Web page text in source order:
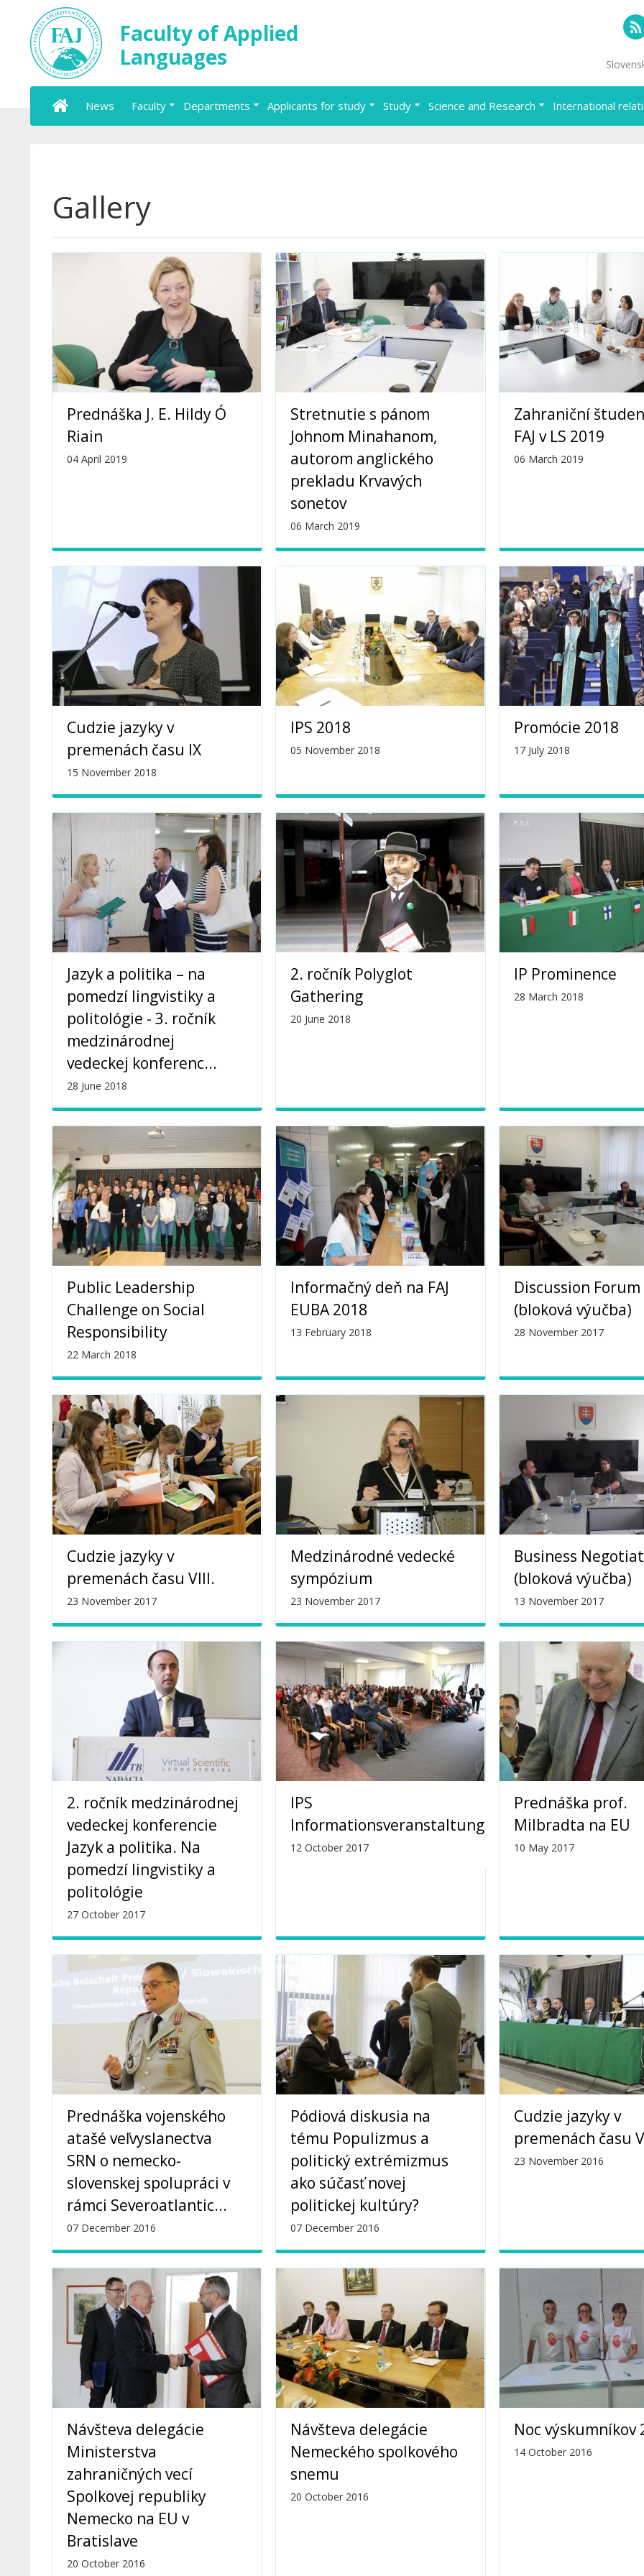
Faculty of Applied
Languages
News Faculty Departments Applicants for study Study Science and Research International
Gallery
Prednáška J. E. Hildy Ó
Riain
04 April 2019
Stretnutie s pánom
Johnom Minahanom,
autorom anglického
prekladu Krvavých
sonetov
06 March 2019
Zahraniční
FAJ v LS 2019
06 March 2019
Cudzie jazyky v
premenách času IX
15 November 2018
IPS 2018
05 November 2018
Promócie 2018
17 July 2018
Jazyk a politika – na
pomedzí lingvistiky a
politológie - 3. ročník
medzinárodnej
vedeckej konferenc...
28 June 2018
2. ročník Polyglot
Gathering
20 June 2018
IP Prominence
28 March 2018
Public Leadership
Challenge on Social
Responsibility
22 March 2018
Informačný deň na FAJ
EUBA 2018
13 February 2018
Discussion Forum
(bloková výučba)
28 November 2017
Cudzie jazyky v
premenách času VIII.
23 November 2017
Medzinárodné vedecké
sympózium
23 November 2017
Business
(bloková výučba)
13 November 2017
2. ročník medzinárodnej
vedeckej konferencie
Jazyk a politika. Na
pomedzí lingvistiky a
politológie
27 October 2017
IPS
Informationsveranstaltung
12 October 2017
Prednáška prof.
Milbradta na EU
10 May 2017
Prednáška vojenského
atašé veľvyslanectva
SRN o nemecko-
slovenskej spolupráci v
rámci Severoatlantic...
07 December 2016
Pódiová diskusia na
tému Populizmus a
politický extrémizmus
ako súčasť novej
politickej kultúry?
07 December 2016
Cudzie jazyky v
premenách času
23 November 2016
Návšteva delegácie
Ministerstva
zahraničných vecí
Spolkovej republiky
Nemecko na EU v
Bratislave
20 October 2016
Návšteva delegácie
Nemeckého spolkového
snemu
20 October 2016
Noc výskumníkov
14 October 2016